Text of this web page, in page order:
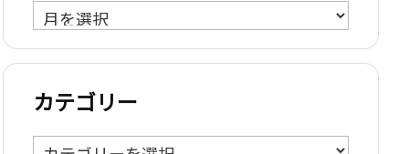
ア
ー
カ
ブ
カテゴリー
カ